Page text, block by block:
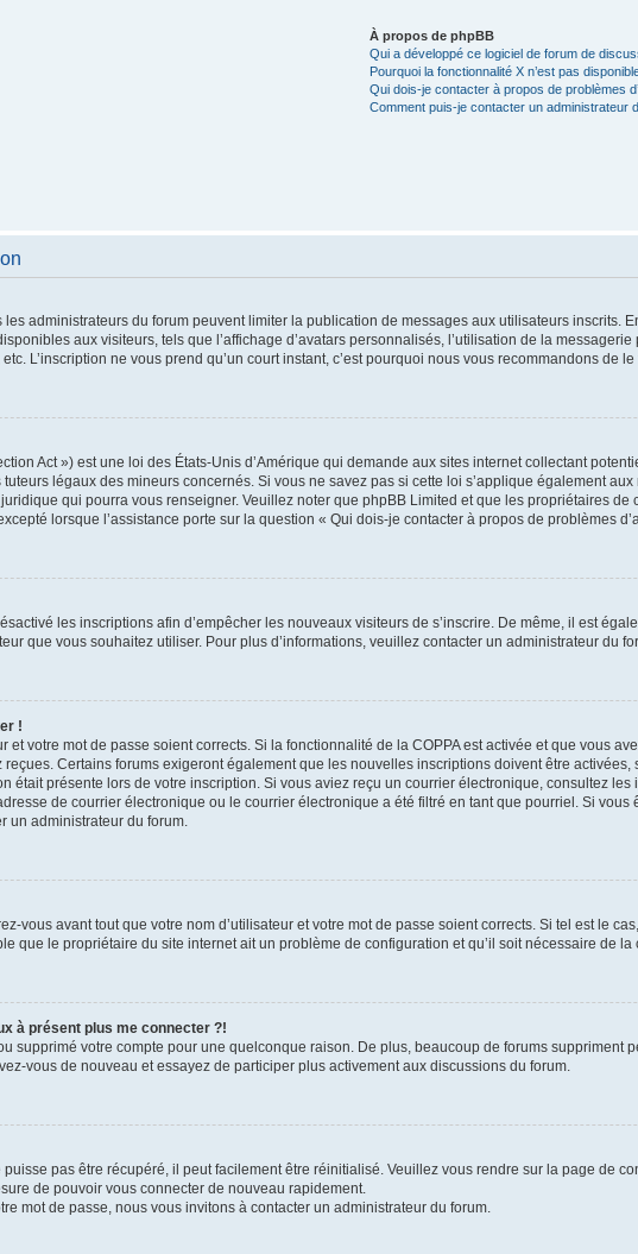
À propos de phpBB
Qui a développé ce logiciel de forum de
Pourquoi la fonctionnalité X n’est pas
Qui dois-je contacter à propos de problèmes
Comment puis-je contacter un administrateur
les administrateurs du forum peuvent limiter la publication de messages aux utilisateurs inscrits.
aux visiteurs, tels que l’affichage d’avatars personnalisés, l’utilisation de la
L’inscription ne vous prend qu’un court instant, c’est pourquoi nous vous recommandons de le
Act ») est une loi des États-Unis d’Amérique qui demande aux sites internet collectant
légaux des mineurs concernés. Si vous ne savez pas si cette loi s’applique également
qui pourra vous renseigner. Veuillez noter que phpBB Limited et que les propriétaires de
lorsque l’assistance porte sur la question « Qui dois-je contacter à propos de problèmes
les inscriptions afin d’empêcher les nouveaux visiteurs de s’inscrire. De même, il est
que vous souhaitez utiliser. Pour plus d’informations, veuillez contacter un administrateur du
!
et votre mot de passe soient corrects. Si la fonctionnalité de la COPPA est activée et que vous
Certains forums exigeront également que les nouvelles inscriptions doivent être
était présente lors de votre inscription. Si vous aviez reçu un courrier électronique, consultez
de courrier électronique ou le courrier électronique a été filtré en tant que pourriel. Si
un administrateur du forum.
vous avant tout que votre nom d’utilisateur et votre mot de passe soient corrects. Si tel est le
que le propriétaire du site internet ait un problème de configuration et qu’il soit nécessaire de la
à présent plus me connecter ?!
supprimé votre compte pour une quelconque raison. De plus, beaucoup de forums suppriment
vous de nouveau et essayez de participer plus activement aux discussions du forum.
pas être récupéré, il peut facilement être réinitialisé. Veuillez vous rendre sur la page de
de pouvoir vous connecter de nouveau rapidement.
mot de passe, nous vous invitons à contacter un administrateur du forum.